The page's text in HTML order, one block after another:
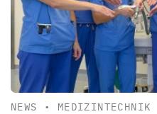
NEWS • MEDIZINTECHNIK